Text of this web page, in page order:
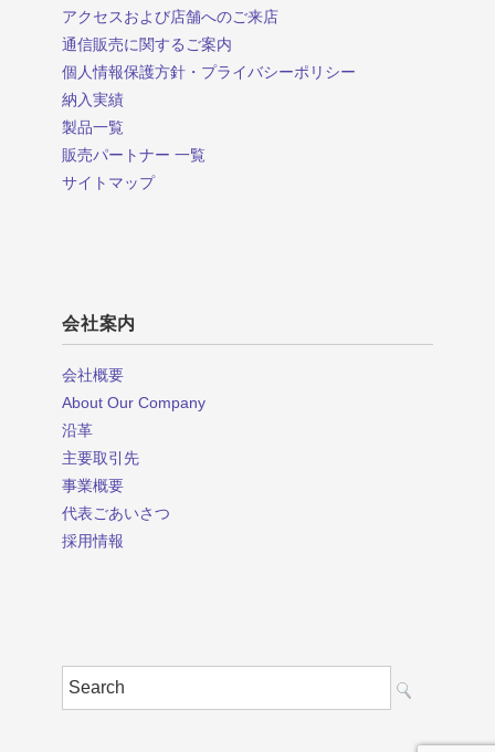
アクセスおよび店舗へのご来店
通信販売に関するご案内
個人情報保護方針・プライバシーポリシー
納入実績
製品一覧
販売パートナー 一覧
サイトマップ
会社案内
会社概要
About Our Company
沿革
主要取引先
事業概要
代表ごあいさつ
採用情報